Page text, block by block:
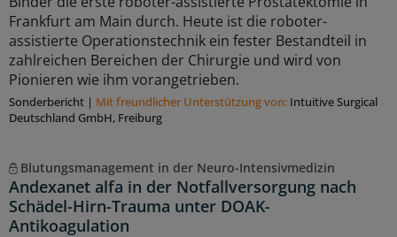
Frankfurt am Main durch. Heute ist die roboter-
assistierte Operationstechnik ein fester Bestandteil in
zahlreichen Bereichen der Chirurgie und wird von
Pionieren wie ihm vorangetrieben.
Sonderbericht | Mit freundlicher Unterstützung von: Intuitive Surgical
Deutschland GmbH, Freiburg
Blutungsmanagement in der Neuro-Intensivmedizin
Andexanet alfa in der Notfallversorgung nach
Schädel-Hirn-Trauma unter DOAK-
Antikoagulation